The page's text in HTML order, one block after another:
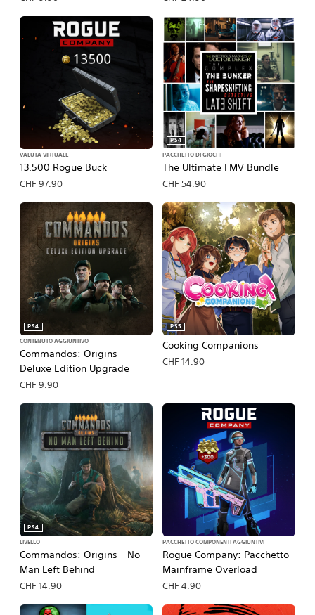
13.500 Rogue Buck
VALUTA VIRTUALE
CHF 97.90
The Ultimate FMV Bundle
PS4
PACCHETTO DI GIOCHI
CHF 54.90
Commandos: Origins -
Deluxe Edition Upgrade
PS4
CONTENUTO AGGIUNTIVO
CHF 9.90
Cooking Companions
PS5
CHF 14.90
Commandos: Origins - No
Man Left Behind
PS4
LIVELLO
CHF 14.90
Rogue Company: Pacchetto
Mainframe Overload
PACCHETTO COMPONENTI AGGIUNTIVI
CHF 4.90